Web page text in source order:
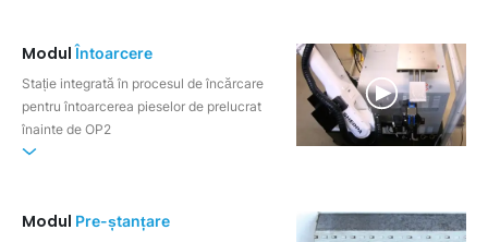
ModulÎntoarcere
Stație integrată în procesul de încărcare
pentru întoarcerea pieselor de prelucrat
înainte de OP2
Modul Pre-ștanțare